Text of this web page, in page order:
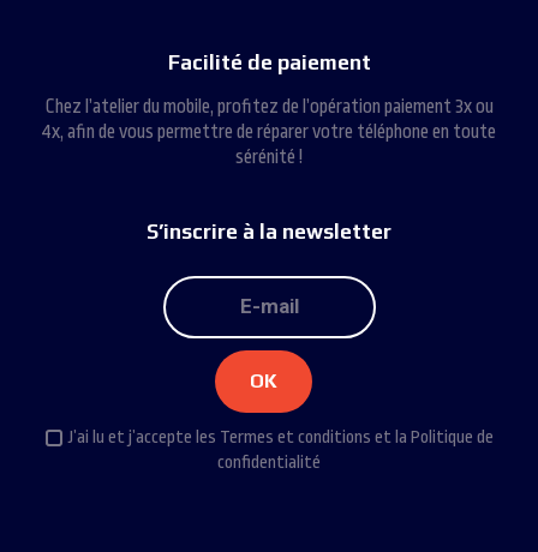
Facilité de paiement
Chez l’atelier du mobile, profitez de l’opération paiement 3x ou
4x, afin de vous permettre de réparer votre téléphone en toute
sérénité !
S’inscrire à la newsletter
J’ai lu et j’accepte les Termes et conditions et la Politique de
confidentialité